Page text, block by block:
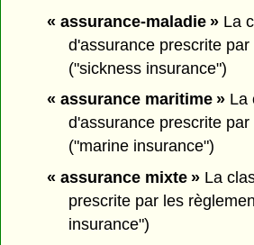
« assurance-maladie »La
d'assurance prescrite
("sickness insurance")
« assurance maritime »La
d'assurance prescrite
("marine insurance")
« assurance mixte »La
prescrite par les
insurance")